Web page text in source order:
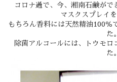
コロナ過で、今、湘南石鹸がで
マスクスプレイ
もちろん香料には天然精油100％
た。
除菌アルコールには、トウモロ
た。